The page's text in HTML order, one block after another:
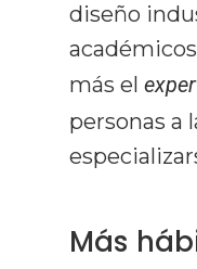
diseño
más el
personas a
Más